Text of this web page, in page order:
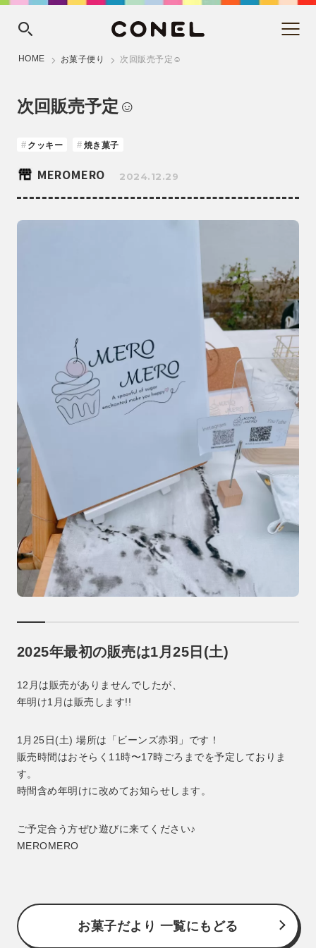
HOME お菓子便り 次回販売予定☺︎
次回販売予定☺︎
クッキー 焼き菓子
MEROMERO 2024.12.29
2025年最初の販売は1月25日(土)
12月は販売がありませんでしたが、
年明け1月は販売します!!
1月25日(土) 場所は「ビーンズ赤羽」です！
販売時間はおそらく11時〜17時ごろまでを予定しておりま
す。
時間含め年明けに改めてお知らせします。
ご予定合う方ぜひ遊びに来てください♪
MEROMERO
お菓子だより 一覧にもどる